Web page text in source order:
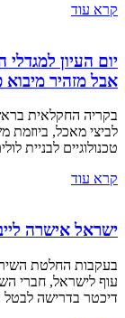
קרא עוד
יום העיון
אבל מזהיר מיבוא
בקריה החקלאית
לביצי מאכל, ביוזמת
טכנולוגיים לבניית
קרא עוד
ישראל אישרה
בעקבות החלטת
עוף לישראל, חברי
דיכטר בדרישה